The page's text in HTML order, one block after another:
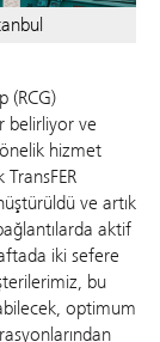
(RCG)
belirliyor ve
hizmet
ve artık
aktif
iki sefere
bu
optimum